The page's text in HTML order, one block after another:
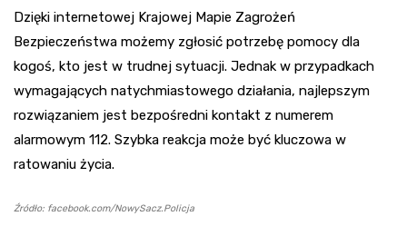
Dzięki internetowej Krajowej Mapie Zagrożeń
Bezpieczeństwa możemy zgłosić potrzebę pomocy dla
kogoś, kto jest w trudnej sytuacji. Jednak w przypadkach
wymagających natychmiastowego działania, najlepszym
rozwiązaniem jest bezpośredni kontakt z numerem
alarmowym 112. Szybka reakcja może być kluczowa w
ratowaniu życia.
Źródło: facebook.com/NowySacz.Policja